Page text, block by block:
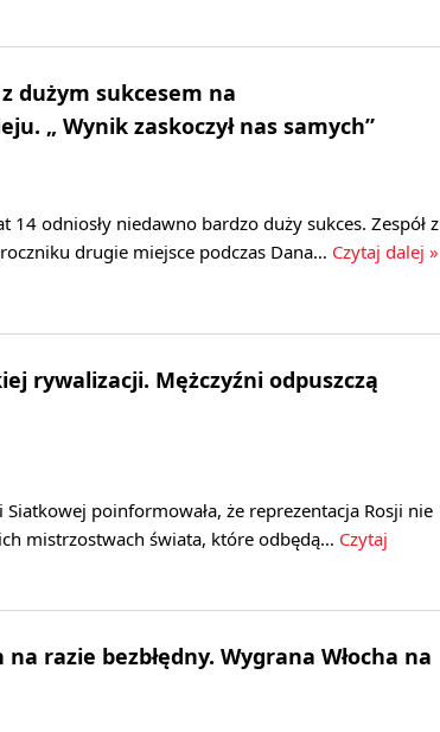
z dużym sukcesem na
„ Wynik zaskoczył nas samych”
14 odniosły niedawno bardzo duży sukces. Zespół z
drugie miejsce podczas Dana… Czytaj dalej »
rywalizacji. Mężczyźni odpuszczą
Siatkowej poinformowała, że reprezentacja Rosji nie
mistrzostwach świata, które odbędą… Czytaj
razie bezbłędny. Wygrana Włocha na